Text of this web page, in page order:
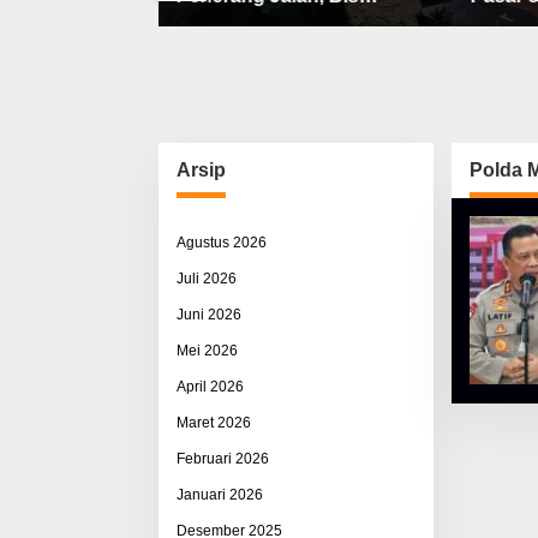
Sekolah, Jalan Rusak Berat
Arsip
Agustus 2026
Juli 2026
Juni 2026
Mei 2026
April 2026
Maret 2026
Februari 2026
Januari 2026
Desember 2025
Polda